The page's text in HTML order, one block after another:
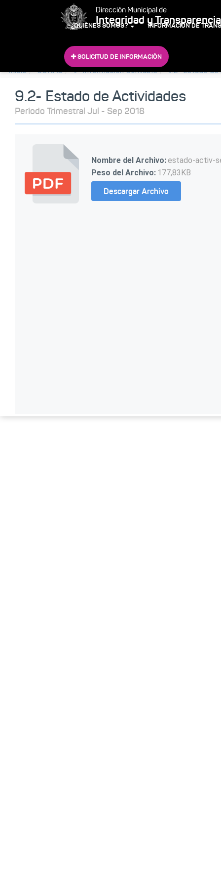
Dirección Municipal de
Integridad y Transparencia
¿QUIÉNES SOMOS? INFORMACIÓN DE
SOLICITUD DE INFORMACIÓN
Inicio CONAC 9- Información Contable 9.2- Estado
9.2- Estado de Actividades
Período Trimestral Jul - Sep 2018
Nombre del Archivo:estado-activ-
Peso del Archivo: 177,83KB
Descargar Archivo